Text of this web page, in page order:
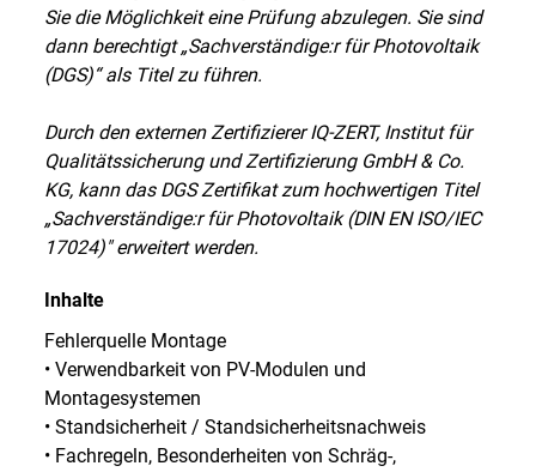
Sie die Möglichkeit eine Prüfung abzulegen. Sie sind
dann berechtigt „Sachverständige:r für Photovoltaik
(DGS)“ als Titel zu führen.
Durch den externen Zertifizierer IQ-ZERT, Institut für
Qualitätssicherung und Zertifizierung GmbH & Co.
KG, kann das DGS Zertifikat zum hochwertigen Titel
„Sachverständige:r für Photovoltaik (DIN EN ISO/IEC
17024)" erweitert werden.
Inhalte
Fehlerquelle Montage
• Verwendbarkeit von PV-Modulen und
Montagesystemen
• Standsicherheit / Standsicherheitsnachweis
• Fachregeln, Besonderheiten von Schräg-,